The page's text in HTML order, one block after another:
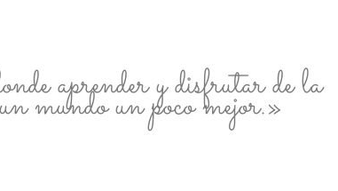
aprender y disfrutar de la
mundo un poco mejor.»